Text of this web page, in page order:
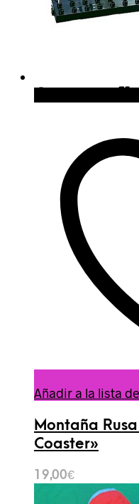
Añadir a la lista
Montaña
Coaster»
19,00€